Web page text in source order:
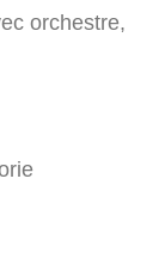
orchestre,
2 e